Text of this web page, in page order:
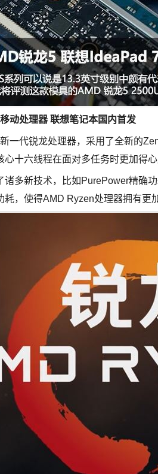
动处理器 联想笔记本国内首发
一代锐龙处理器，采用了全新的
十六线程在面对多任务时更加得心
诸多新技术，比如PurePower精确
，使得AMD Ryzen处理器拥有更